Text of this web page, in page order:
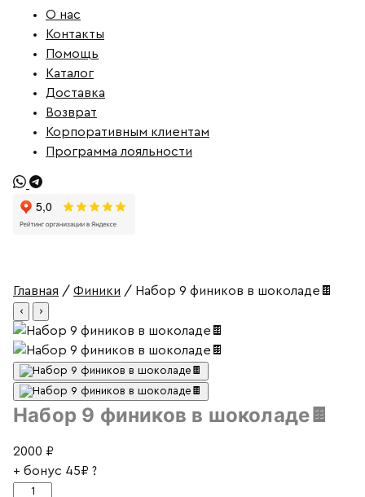
О нас
Контакты
Помощь
Каталог
Доставка
Возврат
Корпоративным клиентам
Программа лояльности
Главная / Финики / Набор 9 фиников в шоколаде🍫
‹ ›
Набор 9 фиников в шоколаде🍫
2000 ₽
+ бонус 45₽ ?
Количество